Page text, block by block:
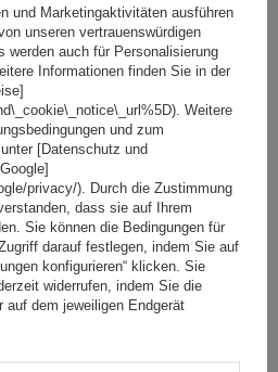
Note:
5/5
und Marketingaktivitäten ausführen
unseren vertrauenswürdigen
werden auch für Personalisierung
Informationen finden Sie in der
Weitere
und zum
[Datenschutz und
privacy/). Durch die Zustimmung
dass sie auf Ihrem
Sie können die Bedingungen für
darauf festlegen, indem Sie auf
konfigurieren“ klicken. Sie
widerrufen, indem Sie die
auf dem jeweiligen Endgerät